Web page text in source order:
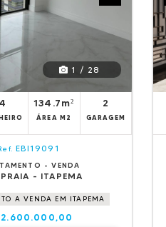
1 / 28
4 134.7m²
ÁREA M2
2
GARAGEM
EBI19091
- VENDA
- ITAPEMA
A VENDA EM ITAPEMA
2.600.000,00